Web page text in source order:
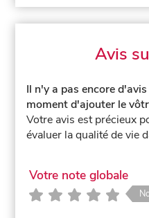
Avis
Il n'y a pas encore
moment d'ajouter le
Votre avis est précieux
évaluer la qualité de vie
Votre note globale